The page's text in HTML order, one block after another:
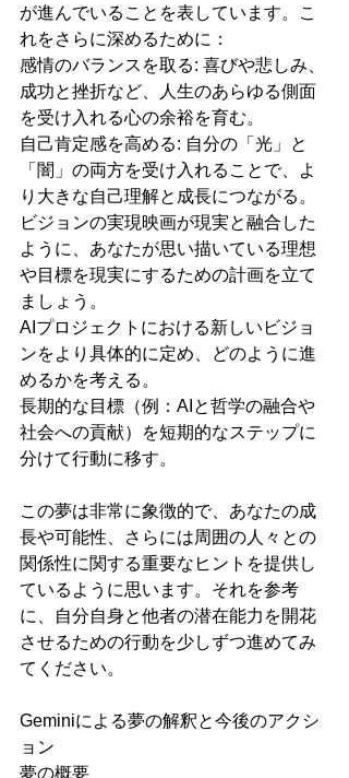
が進んでいることを表しています。こ
れをさらに深めるために：
感情のバランスを取る: 喜びや悲しみ、
成功と挫折など、人生のあらゆる側面
を受け入れる心の余裕を育む。
自己肯定感を高める: 自分の「光」と
「闇」の両方を受け入れることで、よ
り大きな自己理解と成長につながる。
ビジョンの実現映画が現実と融合した
ように、あなたが思い描いている理想
や目標を現実にするための計画を立て
ましょう。
AIプロジェクトにおける新しいビジョ
ンをより具体的に定め、どのように進
めるかを考える。
長期的な目標（例：AIと哲学の融合や
社会への貢献）を短期的なステップに
分けて行動に移す。
この夢は非常に象徴的で、あなたの成
長や可能性、さらには周囲の人々との
関係性に関する重要なヒントを提供し
ているように思います。それを参考
に、自分自身と他者の潜在能力を開花
させるための行動を少しずつ進めてみ
てください。
Geminiによる夢の解釈と今後のアクシ
ョン
夢の概要